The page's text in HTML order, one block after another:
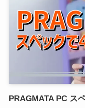
PRAGMATA PC ス